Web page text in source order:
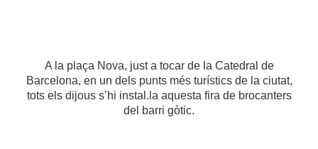
A la plaça Nova, just a tocar de la Catedral de
Barcelona, en un dels punts més turístics de la ciutat,
tots els dijous s’hi instal.la aquesta fira de brocanters
del barri gòtic.